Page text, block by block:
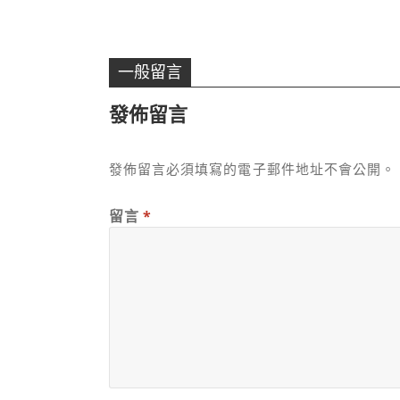
一般留言
發佈留言
發佈留言必須填寫的電子郵件地址不會公開。
留言 *